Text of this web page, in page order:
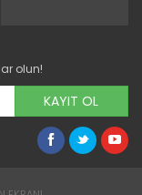
mikroklimada
olun!
KAYIT OL